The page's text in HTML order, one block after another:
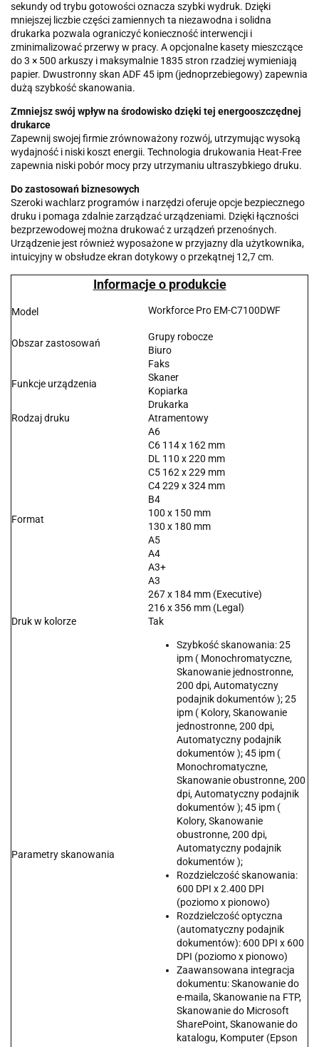
sekundy od trybu gotowości oznacza szybki wydruk. Dzięki
mniejszej liczbie części zamiennych ta niezawodna i solidna
drukarka pozwala ograniczyć konieczność interwencji i
zminimalizować przerwy w pracy. A opcjonalne kasety mieszczące
do 3 × 500 arkuszy i maksymalnie 1835 stron rzadziej wymieniają
papier. Dwustronny skan ADF 45 ipm (jednoprzebiegowy) zapewnia
dużą szybkość skanowania.
Zmniejsz swój wpływ na środowisko dzięki tej energooszczędnej
drukarce
Zapewnij swojej firmie zrównoważony rozwój, utrzymując wysoką
wydajność i niski koszt energii. Technologia drukowania Heat-Free
zapewnia niski pobór mocy przy utrzymaniu ultraszybkiego druku.
Do zastosowań biznesowych
Szeroki wachlarz programów i narzędzi oferuje opcje bezpiecznego
druku i pomaga zdalnie zarządzać urządzeniami. Dzięki łączności
bezprzewodowej można drukować z urządzeń przenośnych.
Urządzenie jest również wyposażone w przyjazny dla użytkownika,
intuicyjny w obsłudze ekran dotykowy o przekątnej 12,7 cm.
Informacje o produkcie
Model Workforce Pro EM-C7100DWF
Obszar zastosowań
Grupy robocze
Biuro
Funkcje urządzenia
Faks
Skaner
Kopiarka
Drukarka
Rodzaj druku
Atramentowy
Format
A6
C6 114 x 162 mm
DL 110 x 220 mm
C5 162 x 229 mm
C4 229 x 324 mm
B4
100 x 150 mm
130 x 180 mm
A5
A4
A3+
A3
267 x 184 mm (Executive)
216 x 356 mm (Legal)
Druk w kolorze
Tak
Parametry skanowania
Szybkość skanowania:25
ipm ( Monochromatyczne,
Skanowanie jednostronne,
200 dpi, Automatyczny
podajnik dokumentów ); 25
ipm ( Kolory, Skanowanie
jednostronne, 200 dpi,
Automatyczny podajnik
dokumentów ); 45 ipm (
Monochromatyczne,
Skanowanie obustronne, 200
dpi, Automatyczny podajnik
dokumentów ); 45 ipm (
Kolory, Skanowanie
obustronne, 200 dpi,
Automatyczny podajnik
dokumentów );
Rozdzielczość skanowania:
600 DPI x 2.400 DPI
(poziomo x pionowo)
Rozdzielczość optyczna
(automatyczny podajnik
dokumentów): 600 DPI x 600
DPI (poziomo x pionowo)
Zaawansowana integracja
dokumentu: Skanowanie do
e-maila, Skanowanie na FTP,
Skanowanie do Microsoft
SharePoint, Skanowanie do
katalogu, Komputer (Epson